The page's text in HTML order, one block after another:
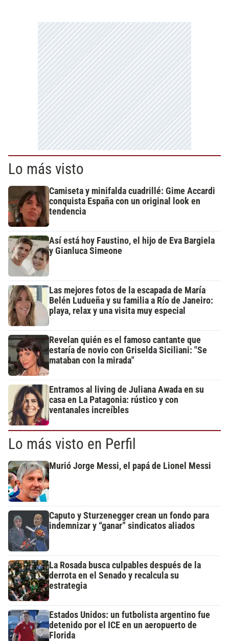
Lo más visto
Camiseta y minifalda cuadrillé: Gime Accardi
conquista España con un original look en
tendencia
Así está hoy Faustino, el hijo de Eva Bargiela
y Gianluca Simeone
Las mejores fotos de la escapada de María
Belén Ludueña y su familia a Río de Janeiro:
playa, relax y una visita muy especial
Revelan quién es el famoso cantante que
estaría de novio con Griselda Siciliani: "Se
mataban con la mirada"
Entramos al living de Juliana Awada en su
casa en La Patagonia: rústico y con
ventanales increíbles
Lo más visto en Perfil
Murió Jorge Messi, el papá de Lionel Messi
Caputo y Sturzenegger crean un fondo para
indemnizar y “ganar” sindicatos aliados
La Rosada busca culpables después de la
derrota en el Senado y recalcula su
estrategia
Estados Unidos: un futbolista argentino fue
detenido por el ICE en un aeropuerto de
Florida